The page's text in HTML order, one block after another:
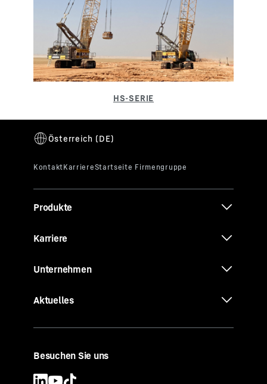
Produkte
Karriere
Unternehmen
Aktuelles
Besuchen Sie uns